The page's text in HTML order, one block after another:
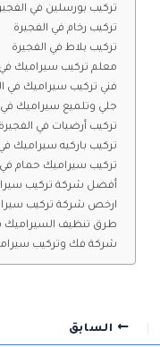
تركيب بورسلين في
تركيب رخام في الفجيرة
تركيب بلاط في الفجيرة
معلم تركيب سيراميك في
فني تركيب سيراميك في
جلي وتلميع سيراميك في
تركيب أرضيات في الفجيرة
تركيب باركيه سيراميك
تركيب سيراميك حمام في
أفضل شركة تركيب
ارخص شركة تركيب
طرق تنظيف السيراميك
شركة فك وتركيب
السابق